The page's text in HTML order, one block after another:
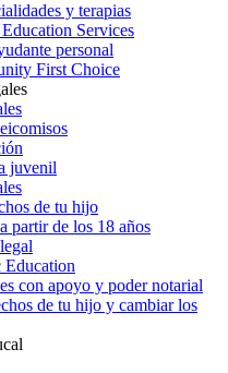
y terapias
Services
personal
First Choice
juvenil
de tu hijo
partir de los 18 años
Education
con apoyo y poder notarial
de tu hijo y cambiar los